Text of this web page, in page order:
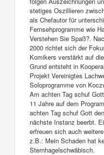
stetiges Oszillieren
als Chefautor für
Fernsehprogramme wie
Verstehen Sie Spaß?.
2000 richtet sich der
Komikers verstärkt auf
Grund entsteht in
Projekt Vereinigtes
Soloprogramme von
Am achten Tag schuf
11 Jahre auf dem
achten Tag schuf Gott
nächste Instanz beerbt.
erfreuen sich auch
z.B.: Mein Schaden hat
Sternhagelschwäbisch.